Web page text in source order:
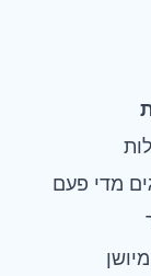
מדי פעם